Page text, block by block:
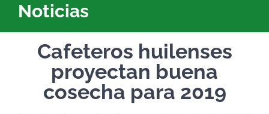
Noticias
Cafeteros huilenses
proyectan buena
cosecha para 2019